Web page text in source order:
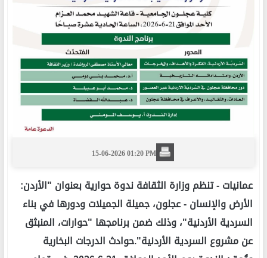
15-06-2026 01:20 PM
عمانيات -تنظم وزارة الثقافة ندوة حوارية بعنوان "الأردن:
الأرض والإنسان - عجلون، جميلة الجميلات ودورها في بناء
السردية الأردنية"، وذلك ضمن برنامجها "حوارات، المنبثق
عن مشروع السردية الأردنية".حوادث الدرجات البخارية